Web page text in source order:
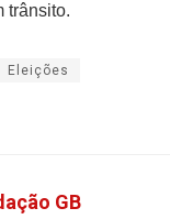
trânsito.
Eleições
GB